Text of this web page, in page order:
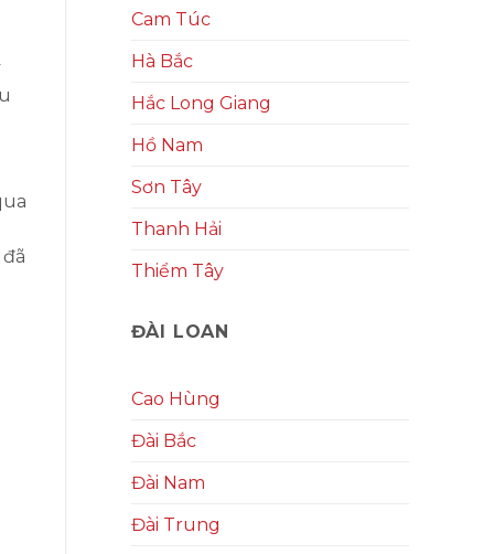
Cam Túc
Hà Bắc
Hắc Long Giang
Hồ Nam
Sơn Tây
Thanh Hải
Thiểm Tây
ĐÀI LOAN
Cao Hùng
Đài Bắc
Đài Nam
Đài Trung